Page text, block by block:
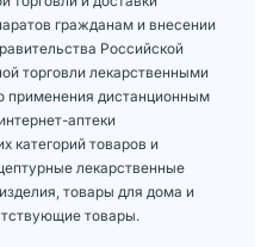
гражданам и внесении
Российской
торговли лекарственными
применения дистанционным
аптеки
категорий товаров и
лекарственные
товары для дома и
товары.